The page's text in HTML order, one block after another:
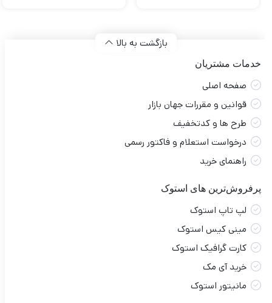
بازگشت به بالا
خدمات مشتریان
صفحه اصلی
قوانین و مقررات جهان بازار
طرح ها و کدتخفیف
درخواست استعلام و فاکتور رسمی
راهنمای خرید
پرفروش‌ترین های استوک
لپ تاپ استوک
مینی کیس استوک
کارت گرافیک استوک
خرید آی مک
مانیتور استوک